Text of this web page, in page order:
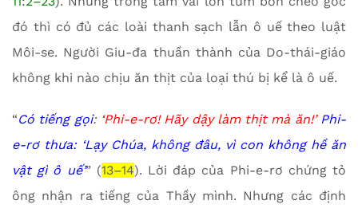
đó thì có đủ các loài thanh sạch lẫn ô uế theo luật
Môi-se. Người Giu-đa thuần thành của Do-thái-giáo
không khi nào chịu ăn thịt của loại thú bị kể là ô uế.
“Có tiếng gọi: ‘Phi-e-rơ! Hãy dậy làm thịt mà ăn!’ Phi-
e-rơ thưa: ‘Lạy Chúa, không đâu, vì con không hề ăn
vật gì ô uế’” (13–14). Lời đáp của Phi-e-rơ chứng tỏ
ông nhận ra tiếng của Thầy mình. Nhưng các định